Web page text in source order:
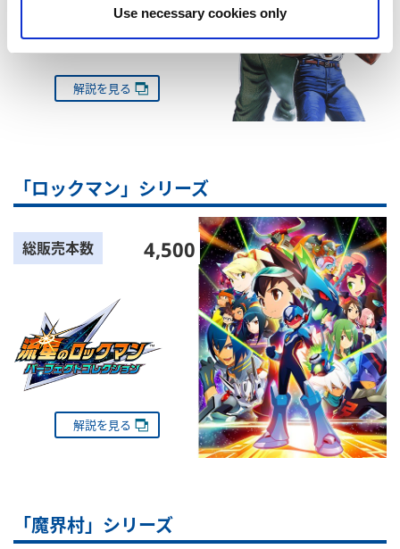
Use necessary cookies only
解説を見る
「ロックマン」シリーズ
総販売本数 4,500
解説を見る
「魔界村」シリーズ